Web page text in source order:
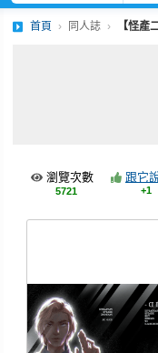
首頁 同人誌 【怪
瀏覽次數
5721
跟它
+1